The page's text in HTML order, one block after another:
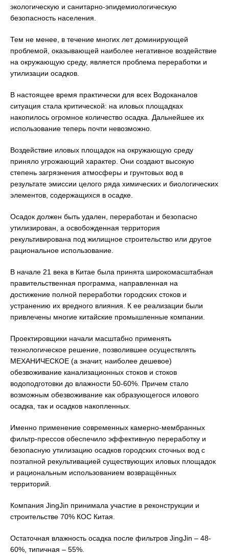
экологическую и санитарно-эпидемиологическую
безопасность населения.
Тем не менее, в течение многих лет доминирующей
проблемой, оказывающей наиболее негативное воздействие
на окружающую среду, является проблема переработки и
утилизации осадков.
В настоящее время практически для всех Водоканалов
ситуация стала критической: на иловых площадках
накопилось огромное количество осадка. Дальнейшее их
использование теперь почти невозможно.
Воздействие иловых площадок на окружающую среду
приняло угрожающий характер. Они создают высокую
степень загрязнения атмосферы и грунтовых вод в
результате эмиссии целого ряда химических и биологических
элементов, содержащихся в осадке.
Осадок должен быть удален, переработан и безопасно
утилизирован, а освобожденная территория
рекультивирована под жилищное строительство или другое
рациональное использование.
В начале 21 века в Китае была принята широкомасштабная
правительственная программа, направленная на
достижение полной переработки городских стоков и
устранению их вредного влияния. К ее реализации были
привлечены многие китайские промышленные компании.
Проектировщики начали масштабно применять
технологическое решение, позволившее осуществлять
МЕХАНИЧЕСКОЕ (а значит, наиболее дешевое)
обезвоживание канализационных стоков и стоков
водоподготовки до влажности 50-60%. Причем стало
возможным обезвоживание как образующегося илового
осадка, так и осадков накопленных.
Именно применение современных камерно-мембранных
фильтр-прессов обеспечило эффективную переработку и
безопасную утилизацию осадков городских сточных вод с
поэтапной рекультивацией существующих иловых площадок
и рациональным использованием возвращённых
территорий.
Компания JingJin принимала участие в реконструкции и
строительстве 70% КОС Китая.
Остаточная влажность осадка после фильтров JingJin – 48-
60%, типичная – 55%.